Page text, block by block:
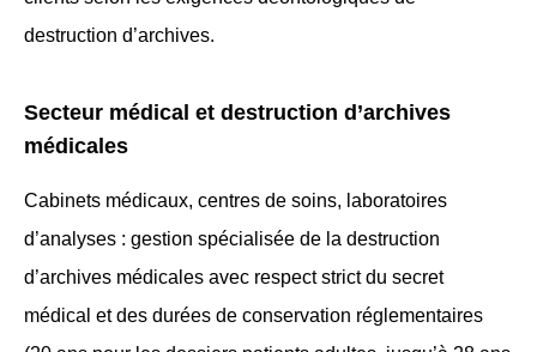
destruction d’archives.
Secteur médical et destruction d’archives
médicales
Cabinets médicaux, centres de soins, laboratoires
d’analyses : gestion spécialisée de la destruction
d’archives médicales avec respect strict du secret
médical et des durées de conservation réglementaires